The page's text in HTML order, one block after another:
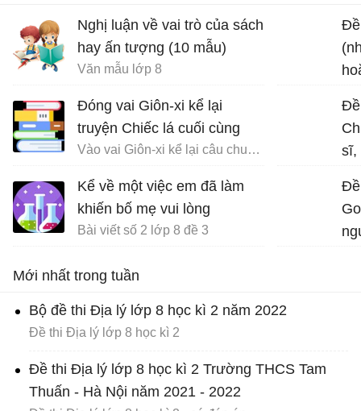
Nghị luận về vai trò của sách
hay ấn tượng (10 mẫu)
Văn mẫu lớp 8
Đóng vai Giôn-xi kể lại
truyện Chiếc lá cuối cùng
Vào vai Giôn-xi kể lại câu chuyện Chiếc lá cuối cùng
Kể về một việc em đã làm
khiến bố mẹ vui lòng
Bài viết số 2 lớp 8 đề 3
Đề
Đề
sĩ,
Đề
Mới nhất trong tuần
Bộ đề thi Địa lý lớp 8 học kì 2 năm 2022
Đề thi Địa lý lớp 8 học kì 2
Đề thi Địa lý lớp 8 học kì 2 Trường THCS Tam
Thuấn - Hà Nội năm 2021 - 2022